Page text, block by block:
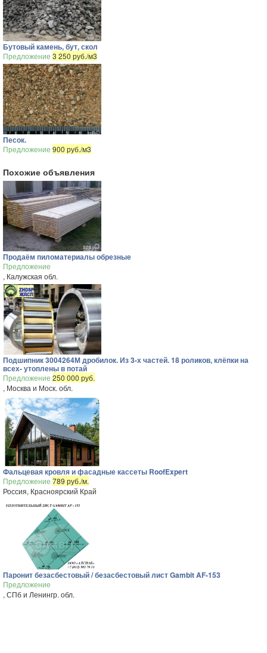
Бутовый камень, бут, скол
Предложение 3 250 руб./м3
Песок.
Предложение 900 руб./м3
Похожие объявления
Продаём пиломатериалы обрезные
Предложение
, Калужская обл.
Подшипник 3004264М дробилок. Из 3-х частей. 18 роликов, клёпки на
всех- утоплены в потай
Предложение 250 000 руб.
, Москва и Моск. обл.
Фальцевая кровля и фасадные кассеты RoofExpert
Предложение 789 руб./м.
Россия, Красноярский Край
Паронит безасбестовый / безасбестовый лист Gambit AF-153
Предложение
, СПб и Ленингр. обл.